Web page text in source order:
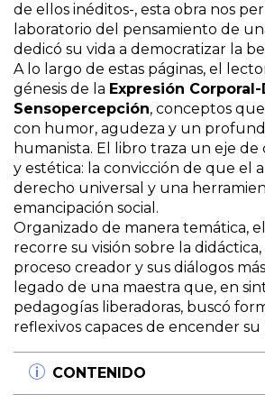
de ellos inéditos-, esta obra nos
laboratorio del pensamiento de
dedicó su vida a democratizar la
A lo largo de estas páginas, el
génesis de la Expresión Corporal-
Sensopercepción, conceptos
con humor, agudeza y un
humanista. El libro traza un eje de
y estética: la convicción de que el
derecho universal y una
emancipación social.
Organizado de manera temática,
recorre su visión sobre la didáctica,
proceso creador y sus diálogos
legado de una maestra que, en
pedagogías liberadoras, buscó
reflexivos capaces de encender su
CONTENIDO